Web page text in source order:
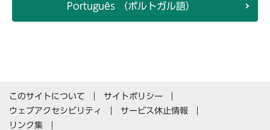
Português （ポルトガル語）
このサイトについて
サイトポリシー
ウェブアクセシビリティ
サービス休止情報
リンク集